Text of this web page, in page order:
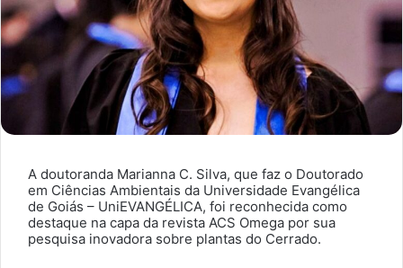
A doutoranda Marianna C. Silva, que faz o Doutorado
em Ciências Ambientais da Universidade Evangélica
de Goiás – UniEVANGÉLICA, foi reconhecida como
destaque na capa da revista ACS Omega por sua
pesquisa inovadora sobre plantas do Cerrado.